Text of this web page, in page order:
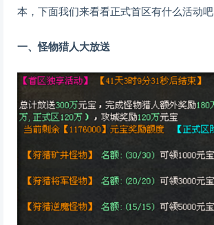
本，下面我们来看看正式首区有什么活动吧
一、怪物猎人大放送